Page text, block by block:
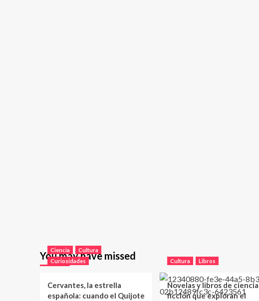
You may have missed
Ciencia
Cultura
Curiosidades
Cervantes, la estrella
española: cuando el Quijote
Cultura Libros
Novelas y libros de ciencia
ficción que exploran el